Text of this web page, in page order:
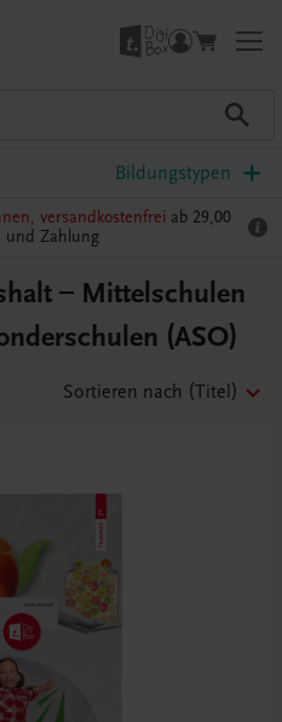
Bildungstypen
versandkostenfrei ab 29,00
und Zahlung
– Mittelschulen
(ASO)
Sortieren nach (Titel)